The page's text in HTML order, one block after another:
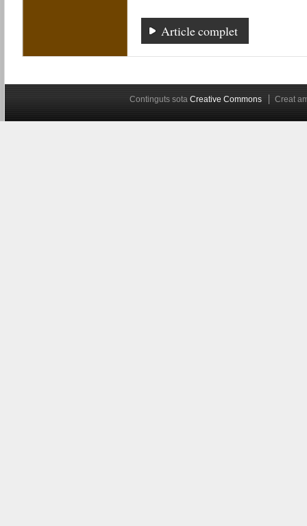
Article complet
Continguts sotaCreative Commons Creat